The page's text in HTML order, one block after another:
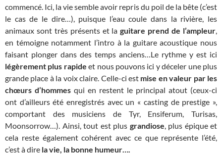
commencé. Ici, la vie semble avoir repris du poil de la bête (c’est
le cas de le dire…), puisque l’eau coule dans la rivière, les
animaux sont très présents et laguitare prend de l’ampleur,
en témoigne notamment l’intro à la guitare acoustique nous
faisant plonger dans des temps anciens…Le rythme y est ici
légèrement plus rapide et nous pouvons ici y déceler une plus
grande place à la voix claire. Celle-ci est mise en valeur par les
chœurs d’hommes qui en restent le principal atout (ceux-ci
ont d’ailleurs été enregistrés avec un « casting de prestige »,
comportant des musiciens de Tyr, Ensiferum, Turisas,
Moonsorrow…). Ainsi, tout est plus grandiose, plus épique et
cela reste également cohérent avec ce que représente l’été,
c’est à dire la vie, la bonne humeur….